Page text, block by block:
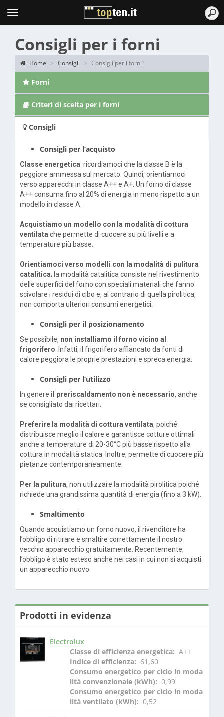
Topten
Menu
Consigli per i forni
Home Consigli Consigli per i forni
Forni
Criteri di scelta per i forni
Consigli
Consigli per l’acquisto
Classe energetica: ricordiamoci che la classe B è la
peggiore ammessa sul mercato. Quindi, orientiamoci
verso apparecchi in classe A++ e A+. Un forno di classe
A++ consuma fino al 20% di energia in meno rispetto a un
modello in classe A.
Acquistiamo un modello con la modalità di cottura
ventilata che permette di cuocere su più livelli e a
temperature più basse.
Orientiamoci verso modelli con la modalità di pulitura
catalitica; la modalità catalitica consiste nel rivestimento
delle superfici del forno con speciali materiali che fanno
scivolare i residui di cibo e, al contrario di quella pirolitica,
non comporta ulteriori consumi energetici.
Consigli per il posizionamento
Se possibile, non installiamo il forno vicino al
frigorifero . Infatti, il frigorifero affiancato da fonti di
calore peggiora le proprie prestazioni e spreca energia.
Consigli per l’utilizzo
In genere il preriscaldamento non è necessario, anche
se consigliato dai ricettari.
Preferire la modalità di cottura ventilata, poiché
distribuisce meglio il calore e garantisce cotture ottimali
anche a temperature di 20-30°C più basse rispetto alla
cottura in modalità statica. Inoltre, permette di cuocere più
pietanze contemporaneamente.
Per la pulitura, non utilizzare la modalità pirolitica poiché
richiede una grandissima quantità di energia (fino a 3 kW).
Smaltimento
Quando acquistiamo un forno nuovo, il rivenditore ha
l’obbligo di ritirare e smaltire correttamente il nostro
vecchio apparecchio gratuitamente. Recentemente,
l’obbligo è stato esteso anche nei casi in cui non si acquisti
un apparecchio nuovo.
Prodotti in evidenza
Electrolux
Classe di efficienza energetica: A++
Indice di efficienza: 61,60
Consumo energetico per ciclo in moda
lità convenzionale (kWh): 0,99
Consumo energetico per ciclo in moda
lità ventilato (kWh): 0,52